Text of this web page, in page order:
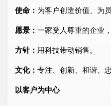
使命： 为客户创造价值、为
愿景： 一家受人尊重的企业
方针： 用科技带动销售。
文化： 专注、创新、和谐、
以客户为中心